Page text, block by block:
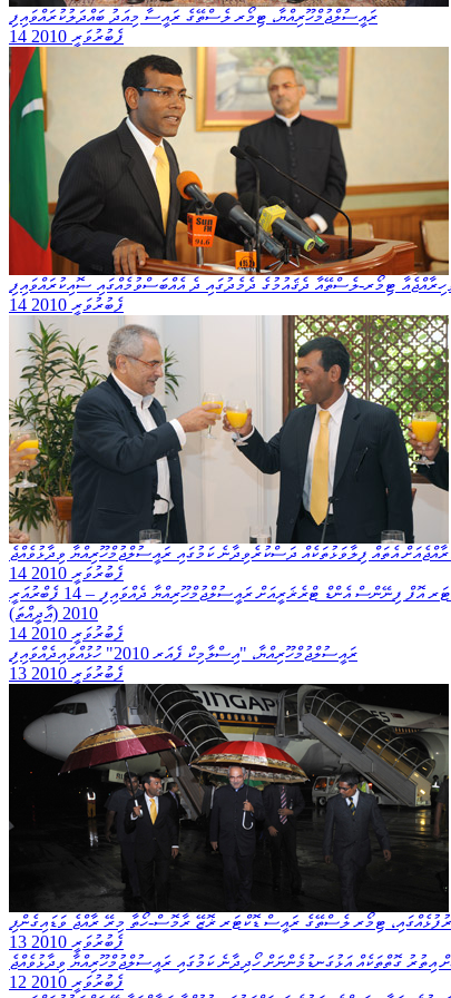
ރައީސުލްޖުމްހޫރިއްޔާ، ޓިމޯރ ލެސްތޭގެ ރައީސާ މިއަދު ބައްދަލުކުރައްވައިފި
14 ފެބުރުވަރީ 2010
ޓިމޯރ-ލެސްތޭއާ ދެޤައުމުގެ ދެމެދުގައި ދެ އެއްބަސްވުމެއްގައި ސޮއިކުރައްވައިފި
14 ފެބުރުވަރީ 2010
އެތައް ފިލާވަޅުތަކެއް ދަސްކުރެވިދާނެ ކަމުގައި ރައީސުލްޖުމްހޫރިއްޔާ ވިދާޅުވެއްޖެ
14 ފެބުރުވަރީ 2010
ދިވެހިރާއްޖޭގެ އިޤްތިޞާދަށް ކުރިމަތިވެފައިވާ ދަތިތައް ޙައްލު ކުރުމަށް އޭޝިއަން ޑިވެލޮޕްމަންޓް ބޭންކުން ދެލޯނެއް ނެގުމުގެ އެގްރީމަންޓްގައި، ދިވެހި ސަރުކާރުގެ ފަރާތުން ސޮއިކުރެއްވުމުގެ ޤާނޫނީ ހުއްދަ، މިނިސްޓަރ އޮފް ފިނޭންސް އެންޑް ޓްރެޜަރީއަށް ރައީސުލްޖުމްހޫރިއްޔާ ދެއްވައިފި – 14 ފެބްރުއަރީ
2010 (އާދީއްތަ)
14 ފެބުރުވަރީ 2010
ރައީސުލްޖުމްހޫރިއްޔާ، "އިސްލާމިކް ފެއަރ 2010" ހުޅުއްވައިދެއްވައިފި
13 ފެބުރުވަރީ 2010
ޓިމޯރ ލެސްތޭގެ ރައީސް ޑޮކްޓަރ ޜޮޒޭ ރާމޮސް-ހޯތާ މިރޭ ރާއްޖެ ވަޑައިގެންފި
13 ފެބުރުވަރީ 2010
ގޮތްތަކެއް އަޅުގަނޑުމެންނަށް ހޯދިދާނެ ކަމުގައި ރައީސުލްޖުމްހޫރިއްޔާ ވިދާޅުވެއްޖެ
12 ފެބުރުވަރީ 2010